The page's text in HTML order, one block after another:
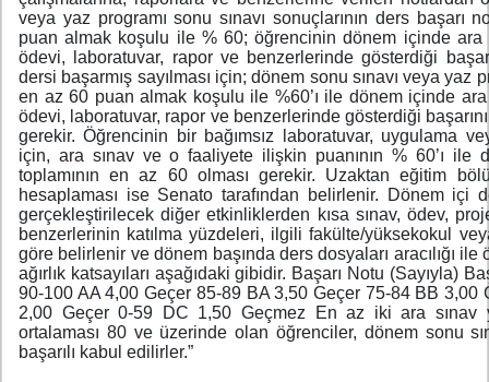
veya yaz programı sonu sınavı sonuçlarının ders başarı
puan almak koşulu ile % 60; öğrencinin dönem içinde ara
ödevi, laboratuvar, rapor ve benzerlerinde gösterdiği
dersi başarmış sayılması için; dönem sonu sınavı veya yaz
en az 60 puan almak koşulu ile %60’ı ile dönem içinde ara
ödevi, laboratuvar, rapor ve benzerlerinde gösterdiği
gerekir. Öğrencinin bir bağımsız laboratuvar, uygulama
için, ara sınav ve o faaliyete ilişkin puanının % 60’ı ile
toplamının en az 60 olması gerekir. Uzaktan eğitim
hesaplaması ise Senato tarafından belirlenir. Dönem içi
gerçekleştirilecek diğer etkinliklerden kısa sınav, ödev,
benzerlerinin katılma yüzdeleri, ilgili fakülte/yüksekokul
göre belirlenir ve dönem başında ders dosyaları aracılığı
ağırlık katsayıları aşağıdaki gibidir. Başarı Notu (Sayıyla)
90-100 AA 4,00 Geçer 85-89 BA 3,50 Geçer 75-84 BB
2,00 Geçer 0-59 DC 1,50 Geçmez En az iki ara sınav
ortalaması 80 ve üzerinde olan öğrenciler, dönem sonu
başarılı kabul edilirler.”